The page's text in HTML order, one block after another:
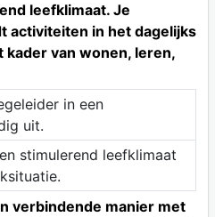
leefklimaat. Je
activiteiten in het dagelijks
kader van wonen, leren,
in een
uit.
stimulerend leefklimaat
verbindende manier met